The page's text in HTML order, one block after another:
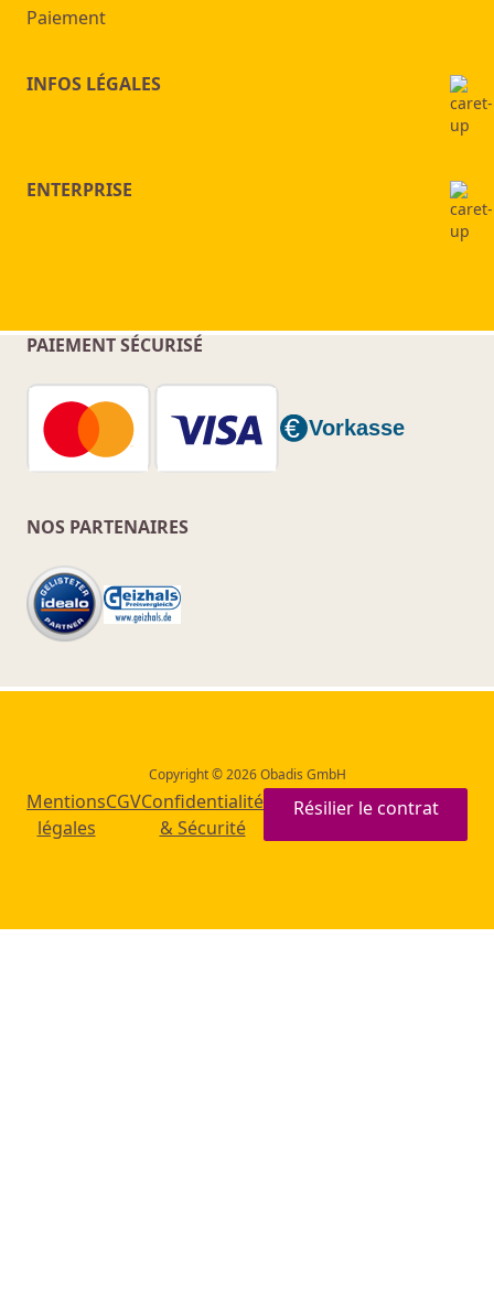
Paiement
INFOS LÉGALES
ENTERPRISE
PAIEMENT SÉCURISÉ
NOS PARTENAIRES
Copyright © 2026 Obadis GmbH
Mentions
légales
CGVConfidentialité
& Sécurité
Résilier le contrat